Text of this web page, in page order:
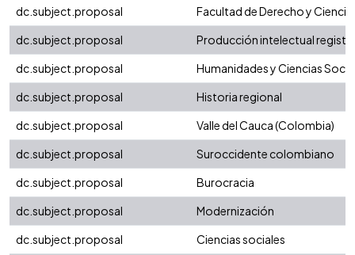
dc.subject.proposal
Facultad de Derecho y
dc.subject.proposal
Producción intelectual
dc.subject.proposal
Humanidades y Ciencias
dc.subject.proposal
Historia regional
dc.subject.proposal
Valle del Cauca (Colombia)
dc.subject.proposal
Suroccidente colombiano
dc.subject.proposal
Burocracia
dc.subject.proposal
Modernización
dc.subject.proposal
Ciencias sociales